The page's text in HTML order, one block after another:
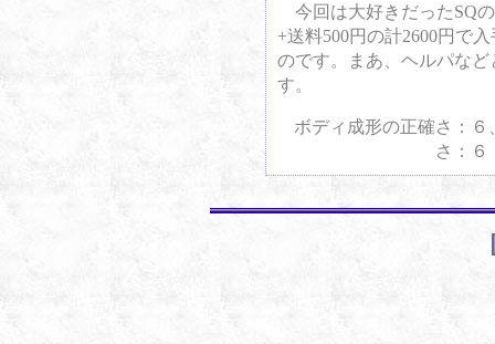
今回は大好きだったSQの
+送料500円の計2600円で
のです。まあ、ヘルパな
す。
ボディ成形の正確さ：
さ：６